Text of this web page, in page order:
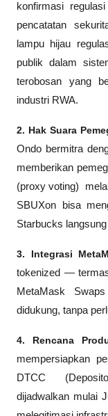
konfirmasi
pencatatan
lampu hijau
publik dalam
terobosan yang
industri RWA.
2. Hak Suara
Ondo bermitra
memberikan
(proxy voting)
SBUXon bisa
Starbucks
3. Integrasi
tokenized —
MetaMask
didukung, tanpa
4. Rencana
mempersiapkan
DTCC (
dijadwalkan mulai